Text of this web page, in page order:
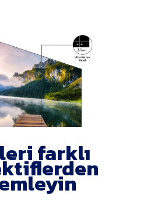
farklı